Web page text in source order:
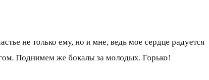
не только ему, но и мне, ведь мое сердце радуется
Поднимем же бокалы за молодых. Горько!